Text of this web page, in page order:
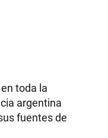
toda la
argentina
fuentes de